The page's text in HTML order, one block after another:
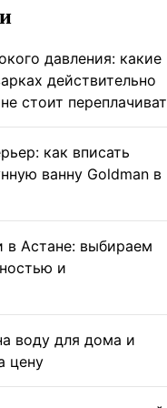
давления: какие
действительно
стоит переплачиват
как вписать
ванну Goldman в
в Астане: выбираем
и
воду для дома и
цену